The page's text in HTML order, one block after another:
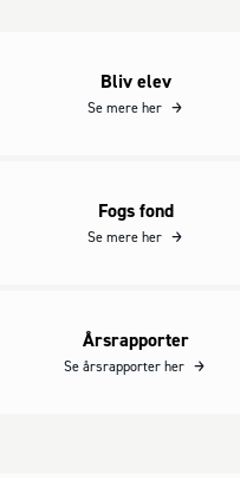
Bliv elev
Se mere her
Fogs fond
Se mere her
Årsrapporter
Se årsrapporter her